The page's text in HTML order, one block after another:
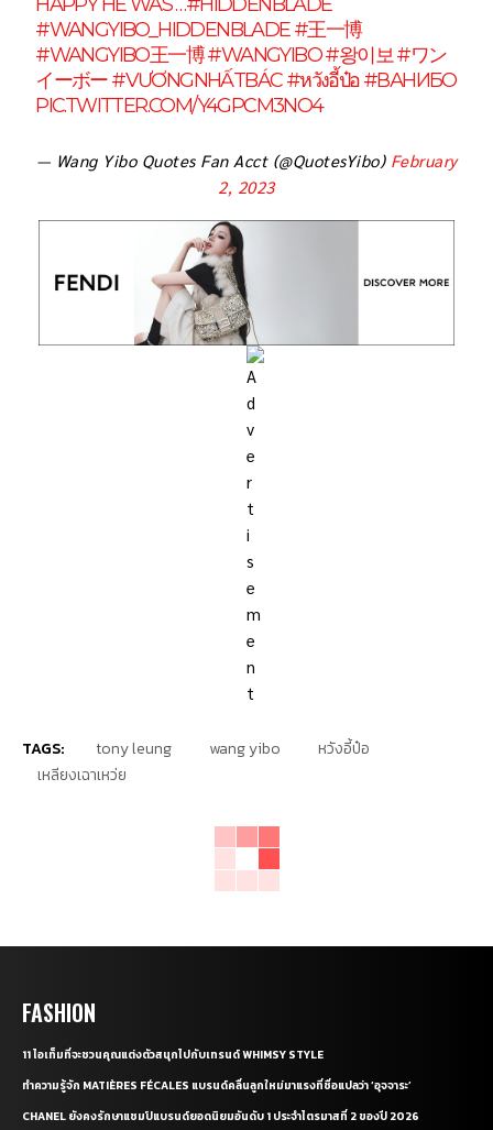
#WANGYIBO_HIDDENBLADE#王一博
#WANGYIBO王一博#WANGYIBO#왕이보#ワン
イーボー#VƯƠNGNHẤTBÁC #หวังอี้ป๋อ#ВАНИБО
PIC.TWITTER.COM/Y4GPCM3NO4
— Wang Yibo Quotes Fan Acct (@QuotesYibo) February
2, 2023
TAGS: tony leung wang yibo
หวังอี้ป๋อ
เหลียงเฉาเหว่ย
FASHION
11 ไอเท็มที่จะชวนคุณแต่งตัวสนุกไปกับเทรนด์ WHIMSY STYLE
ทำความรู้จัก MATIÈRES FÉCALES แบรนด์คลื่นลูกใหม่มาแรงที่ชื่อแปลว่า ‘อุจจาระ’
CHANEL ยังคงรักษาแชมป์แบรนด์ยอดนิยมอันดับ 1 ประจำไตรมาสที่ 2 ของปี 2026